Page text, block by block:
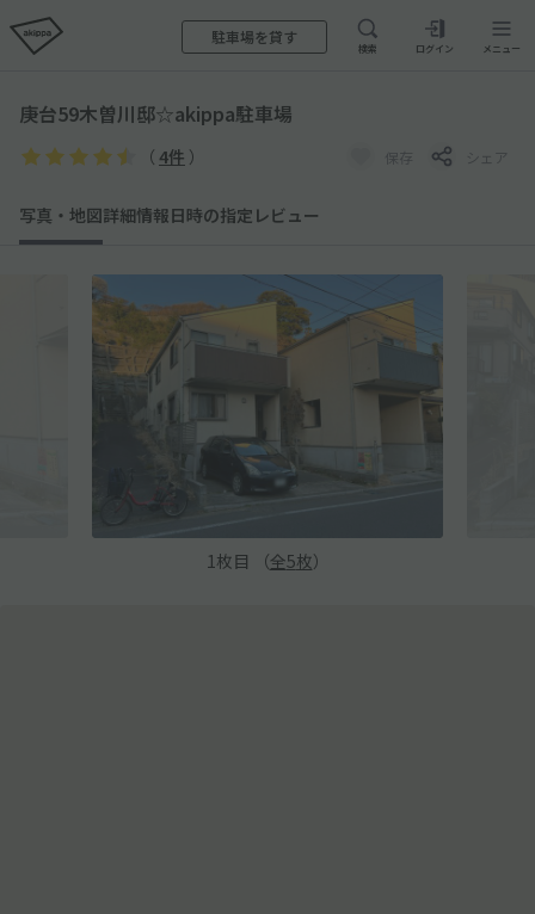
駐車場を貸す
検索 ログイン メニュー
庚台59木曽川邸☆akippa駐車場
（ 4件 ） 保存 シェア
写真・地図詳細情報日時の指定 レビュー
1 枚目 （全5枚）